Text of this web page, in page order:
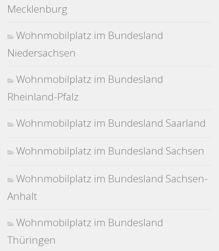
Mecklenburg
Wohnmobilplatz im Bundesland
Niedersachsen
Wohnmobilplatz im Bundesland
Rheinland-Pfalz
Wohnmobilplatz im Bundesland Saarland
Wohnmobilplatz im Bundesland Sachsen
Wohnmobilplatz im Bundesland Sachsen-
Anhalt
Wohnmobilplatz im Bundesland
Thüringen